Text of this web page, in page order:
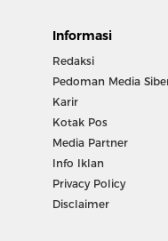
Informasi
Redaksi
Pedoman Media
Karir
Kotak Pos
Media Partner
Info Iklan
Privacy Policy
Disclaimer